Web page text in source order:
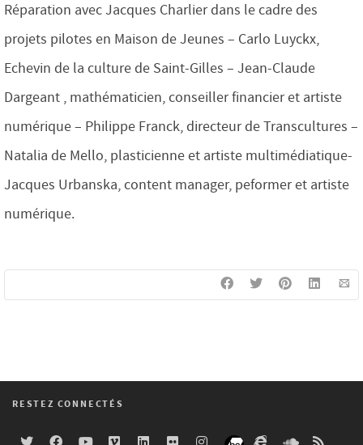
Réparation avec Jacques Charlier dans le cadre des
projets pilotes en Maison de Jeunes – Carlo Luyckx,
Echevin de la culture de Saint-Gilles – Jean-Claude
Dargeant , mathématicien, conseiller financier et artiste
numérique – Philippe Franck, directeur de Transcultures –
Natalia de Mello, plasticienne et artiste multimédiatique-
Jacques Urbanska, content manager, peformer et artiste
numérique.
RESTEZ CONNECTÉS